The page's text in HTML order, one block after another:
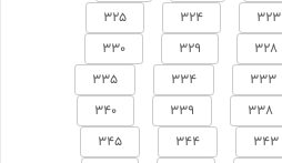
323
324
325
328
329
330
333
334
335
338
339
340
343
344
345